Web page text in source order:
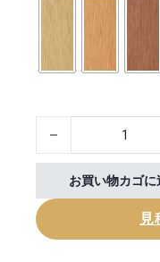
Edge Banding For
お買い物カゴに
見